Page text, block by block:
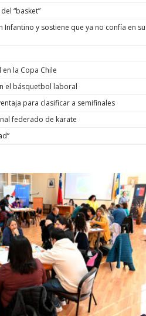
“basket”
Infantino y sostiene que ya no confía en su
en la Copa Chile
el básquetbol laboral
para clasificar a semifinales
federado de karate